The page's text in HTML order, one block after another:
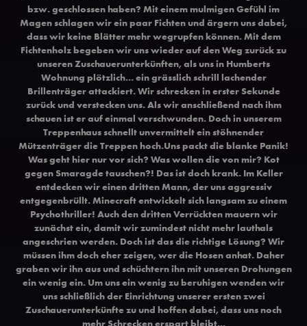
bzw. geschlossen haben? Mit einem mulmigen Gefühl im
Magen schlagen wir ein paar Fichten und ärgern uns dabei,
dass wir keine Blätter mehr wegrupfen können. Mit dem
Fichtenholz begeben wir uns wieder auf den Weg zurück zu
unseren Zuschauerunterkünften, als uns in Humberts
Wohnung plötzlich... ein grässlich schrill lachender
Brillenträger attackiert. Wir schrecken in erster Sekunde
zurück und verstecken uns. Als wir anschließend nach ihm
schauen ist er auf einmal verschwunden. Doch in unserem
Treppenhaus schnellt unvermittelt ein stöhnender
Mützenträger die Treppen hoch.Uns packt die blanke Panik!
Was geht hier nur vor sich? Was wollen die von mir? Kot
gegen Smaragde tauschen?! Das ist doch krank. Im Keller
entdecken wir einen dritten Mann, der uns aggressiv
entgegenbrüllt. Minecraft entwickelt sich langsam zu einem
Psychothriller! Auch den dritten Verrückten mauern wir
zunächst ein, damit wir zumindest nicht mehr lauthals
angeschrien werden. Doch ist das die richtige Lösung? Wir
müssen ihm doch eher zeigen, wer die Hosen anhat. Daher
graben wir ihn aus und schüchtern ihn mit unseren Drohungen
ein wenig ein. Um uns ein wenig zu beruhigen wenden wir
uns schließlich der Einrichtung unserer ersten zwei
Zuschauerunterkünfte zu und hoffen dabei, dass uns noch
mehr Schrecken erspart bleibt...